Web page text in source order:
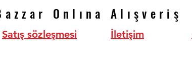
Onlına Alışveriş
Onlına Alışveriş
Satış sözleşmesi İletişim